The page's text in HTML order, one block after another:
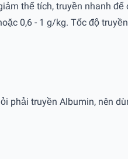
thể tích, truyền nhanh
0,6 - 1 g/kg. Tốc độ
phải truyền Albumin, nên